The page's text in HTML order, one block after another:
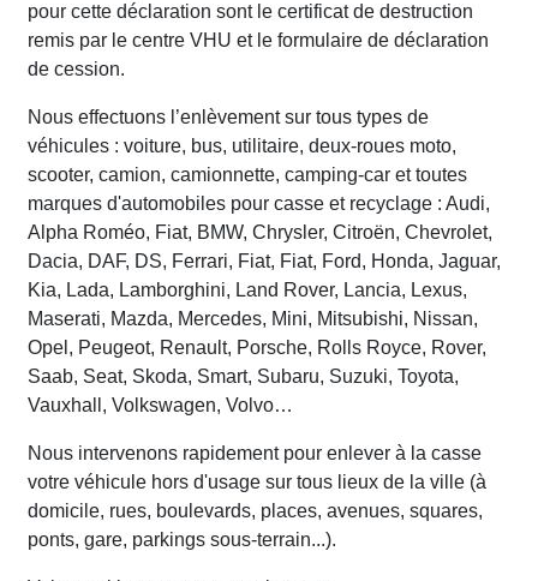
pour cette déclaration sont le certificat de destruction
remis par le centre VHU et le formulaire de déclaration
de cession.
Nous effectuons l’enlèvement sur tous types de
véhicules : voiture, bus, utilitaire, deux-roues moto,
scooter, camion, camionnette, camping-car et toutes
marques d'automobiles pour casse et recyclage : Audi,
Alpha Roméo, Fiat, BMW, Chrysler, Citroën, Chevrolet,
Dacia, DAF, DS, Ferrari, Fiat, Fiat, Ford, Honda, Jaguar,
Kia, Lada, Lamborghini, Land Rover, Lancia, Lexus,
Maserati, Mazda, Mercedes, Mini, Mitsubishi, Nissan,
Opel, Peugeot, Renault, Porsche, Rolls Royce, Rover,
Saab, Seat, Skoda, Smart, Subaru, Suzuki, Toyota,
Vauxhall, Volkswagen, Volvo…
Nous intervenons rapidement pour enlever à la casse
votre véhicule hors d'usage sur tous lieux de la ville (à
domicile, rues, boulevards, places, avenues, squares,
ponts, gare, parkings sous-terrain...).